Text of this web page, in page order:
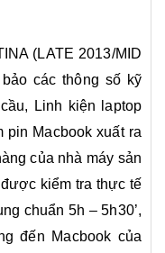
(LATE 2013/MID
các thông số kỹ
Linh kiện laptop
pin Macbook xuất ra
của nhà máy sản
kiểm tra thực tế
chuẩn 5h – 5h30’,
đến Macbook của